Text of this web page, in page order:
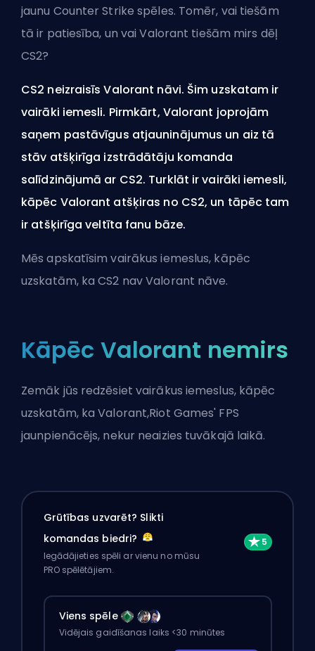
jaunu Counter Strike spēles. Tomēr, vai tiešām
tā ir patiesība, un vai Valorant tiešām mirs dēļ
CS2?
CS2 neizraisīs Valorant nāvi. Šim uzskatam ir
vairāki iemesli. Pirmkārt, Valorant joprojām
saņem pastāvīgus atjauninājumus un aiz tā
stāv atšķirīga izstrādātāju komanda
salīdzinājumā ar CS2. Turklāt ir vairāki iemesli,
kāpēc Valorant atšķiras no CS2, un tāpēc tam
ir atšķirīga veltīta fanu bāze.
Mēs apskatīsim vairākus iemeslus, kāpēc
uzskatām, ka CS2 nav Valorant nāve.
Kāpēc Valorant nemirs
Zemāk jūs redzēsiet vairākus iemeslus, kāpēc
uzskatām, ka Valorant,Riot Games' FPS
jaunpienācējs, nekur neaizies tuvākajā laikā.
Grūtības uzvarēt? Slikti
komandas biedri?
Iegādājieties spēli ar vienu no mūsu
PRO spēlētājiem.
Viens spēle
Vidējais gaidīšanas laiks <30 minūtes